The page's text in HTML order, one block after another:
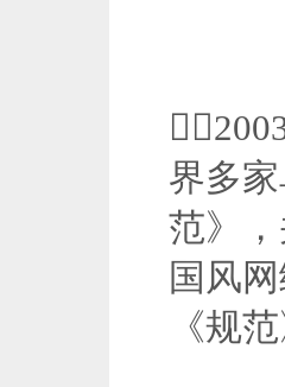
界多
范》
国风
《规